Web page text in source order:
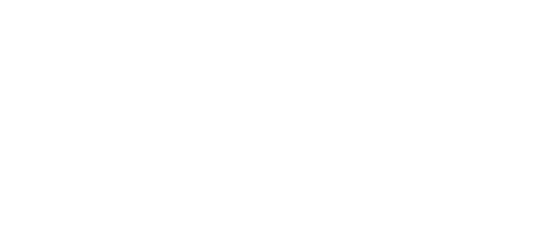
su perfil delgado, acentuando en el horizonte de